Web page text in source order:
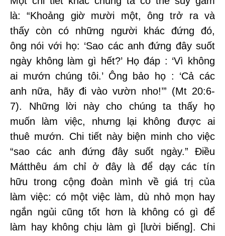
là: “Khoảng giờ mười một, ông trở ra và
thấy còn có những người khác đứng đó,
ông nói với họ: ‘Sao các anh đứng đây suốt
ngày không làm gì hết?’ Họ đáp : ‘Vì không
ai mướn chúng tôi.’ Ông bảo họ : ‘Cả các
anh nữa, hãy đi vào vườn nho!’” (Mt 20:6-
7). Những lời này cho chúng ta thấy họ
muốn làm việc, nhưng lại không được ai
thuê mướn. Chi tiết này biện minh cho việc
“sao các anh đứng đây suốt ngày.” Điều
Mátthêu ám chỉ ở đây là để dạy các tín
hữu trong cộng đoàn mình về giá trị của
làm việc: có một việc làm, dù nhỏ mọn hay
ngắn ngủi cũng tốt hơn là không có gì để
làm hay không chịu làm gì [lười biếng]. Chi